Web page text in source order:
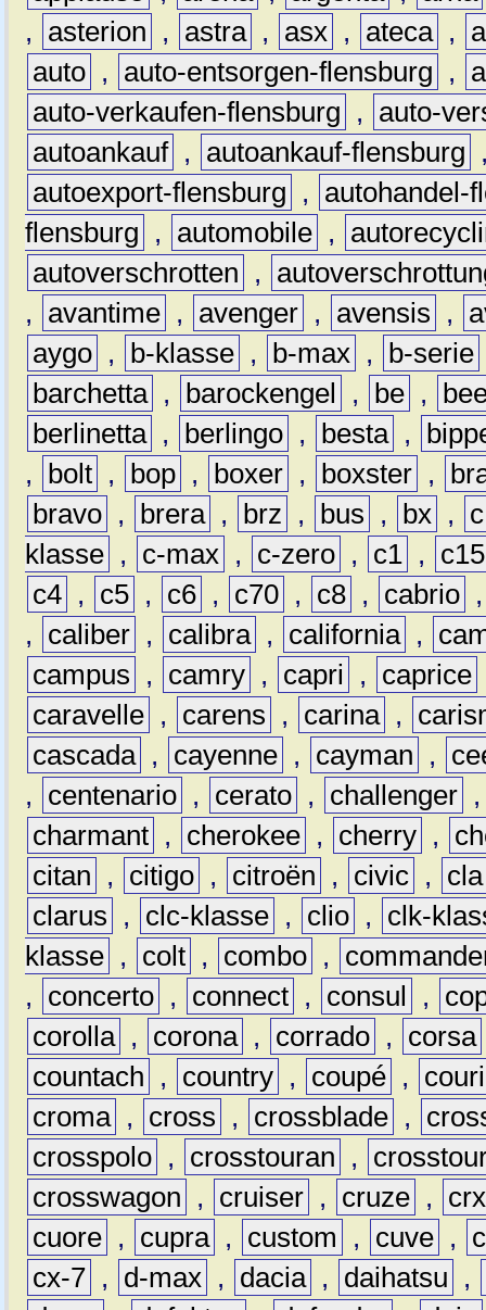
,
asterion , astra , asx , ateca ,
auto , auto-entsorgen-flensburg ,
auto-verkaufen-flensburg
,
auto-
autoankauf , autoankauf-flensburg
autoexport-flensburg
,
autohandel-
flensburg
, automobile ,
autoverschrotten
,
,
avantime , avenger , avensis ,
aygo , b-klasse , b-max , b-serie
barchetta , barockengel , be ,
berlinetta , berlingo , besta ,
,
bolt , bop , boxer , boxster ,
bravo , brera , brz , bus , bx ,
c
klasse , c-max , c-zero , c1 ,
c15
c4 , c5 , c6 , c70 , c8 , cabrio
,
caliber , calibra , california ,
campus
, camry , capri , caprice
caravelle , carens , carina ,
cascada , cayenne , cayman ,
,
centenario , cerato , challenger
charmant , cherokee , cherry ,
citan
, citigo , citroën , civic ,
cla
clarus
, clc-klasse , clio ,
clk-
klasse , colt , combo ,
,
concerto , connect , consul ,
corolla , corona , corrado , corsa
countach
, country , coupé ,
croma , cross , crossblade ,
crosspolo , crosstouran ,
crosswagon
, cruiser , cruze ,
crx
cuore , cupra , custom , cuve ,
cx-7 , d-max , dacia , daihatsu
,